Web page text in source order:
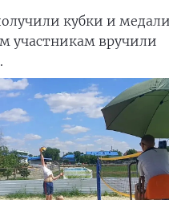
кубки и
участникам вручили